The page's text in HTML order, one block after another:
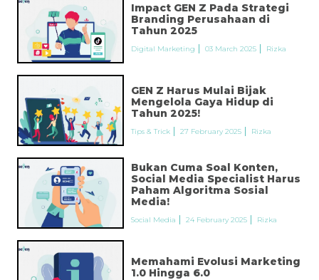
Impact GEN Z Pada Strategi
Branding Perusahaan di
Tahun 2025
Digital Marketing 03 March 2025 Rizka
GEN Z Harus Mulai Bijak
Mengelola Gaya Hidup di
Tahun 2025!
Tips & Trick 27 February 2025 Rizka
Bukan Cuma Soal Konten,
Social Media Specialist Harus
Paham Algoritma Sosial
Media!
Social Media 24 February 2025 Rizka
Memahami Evolusi Marketing
1.0 Hingga 6.0